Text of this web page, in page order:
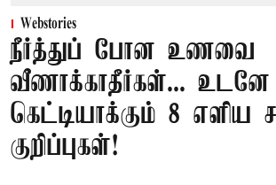
Webstories
நீர்த்துப் போன உணவை
வீணாக்காதீர்கள்... உடனே
கெட்டியாக்கும் 8 எளிய
குறிப்புகள்!